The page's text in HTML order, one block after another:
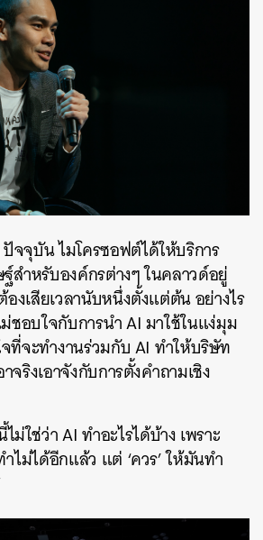
จจุบัน ไมโครซอฟต์ได้ให้บริการ
ำหรับองค์กรต่างๆ ในคลาวด์อยู่
งเสียเวลานับหนึ่งตั้งแต่ต้น อย่างไร
อบใจกับการนำ AI มาใช้ในแง่มุม
ที่จะทำงานร่วมกับ AI ทำให้บริษัท
จริงเอาจังกับการตั้งคำถามเชิง
ม่ใช่ว่า AI ทำอะไรได้บ้าง เพราะ
ไม่ได้อีกแล้ว แต่ ‘ควร’ ให้มันทำ